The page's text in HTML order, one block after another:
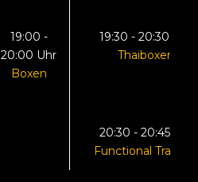
19:00 -
20:00 Uhr
Boxen
19:30 - 20:30 Uhr
Thaiboxen
20:30 - 20:45 Uhr
Functional Training